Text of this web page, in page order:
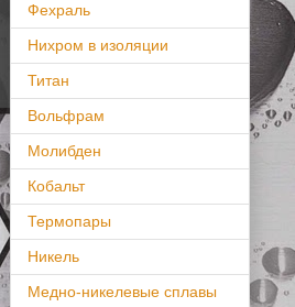
Фехраль
Нихром в изоляции
Титан
Вольфрам
Молибден
Кобальт
Термопары
Никель
Медно-никелевые сплавы